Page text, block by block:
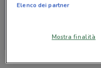
Elenco dei partner
Mostra finalità